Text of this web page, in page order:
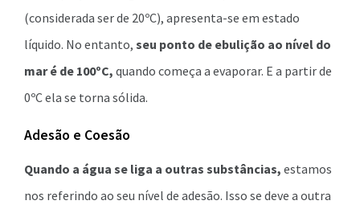
(considerada ser de 20ºC), apresenta-se em estado
líquido. No entanto, seu ponto de ebulição ao nível do
mar é de 100ºC, quando começa a evaporar. E a partir de
0ºC ela se torna sólida.
Adesão e Coesão
Quando a água se liga a outras substâncias, estamos
nos referindo ao seu nível de adesão. Isso se deve a outra